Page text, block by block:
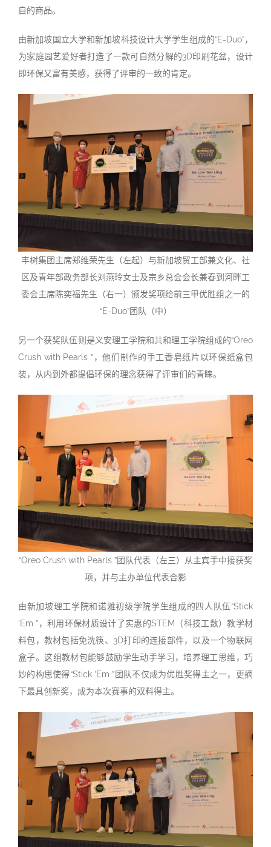
自的商品。
由新加坡国立大学和新加坡科技设计大学学生组成的“E-Duo”，
为家庭园艺爱好者打造了一款可自然分解的3D印刷花盆，设计
即环保又富有美感，获得了评审的一致的肯定。
丰树集团主席郑维荣先生（左起）与新加坡贸工部兼文化、社
区及青年部政务部长刘燕玲女士及宗乡总会会长兼春到河畔工
委会主席陈奕福先生（右一）颁发奖项给前三甲优胜组之一的
“E-Duo”团队（中）
另一个获奖队伍则是义安理工学院和共和理工学院组成的“Oreo
Crush with Pearls ”，他们制作的手工香皂纸片以环保纸盒包
装，从内到外都提倡环保的理念获得了评审们的青睐。
“Oreo Crush with Pearls ”团队代表（左三）从主宾手中接获奖
项，并与主办单位代表合影
由新加坡理工学院和诺雅初级学院学生组成的四人队伍“Stick
’Em ”，利用环保材质设计了实惠的STEM（科技工数）教学材
料包，教材包括免洗筷、3D打印的连接部件，以及一个物联网
盒子。这组教材包能够鼓励学生动手学习，培养理工思维，巧
妙的构思使得“Stick ’Em ”团队不仅成为优胜奖得主之一，更摘
下最具创新奖，成为本次赛事的双料得主。